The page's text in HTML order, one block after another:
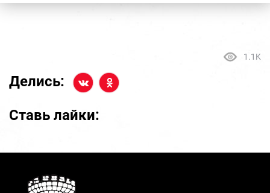
1.1K
Делись:
Ставь лайки: